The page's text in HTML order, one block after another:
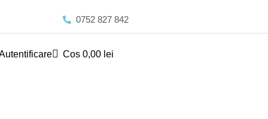
0752 827 842
Cos 0,00 lei